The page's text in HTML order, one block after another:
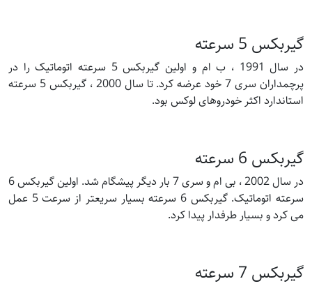
گیربکس 5 سرعته
در سال 1991 ، ب ام و اولین گیربکس 5 سرعته اتوماتیک را در
پرچمداران سری 7 خود عرضه کرد. تا سال 2000 ، گیربکس 5 سرعته
استاندارد اکثر خودروهای لوکس بود.
گیربکس 6 سرعته
در سال 2002 ، بی ام و سری 7 بار دیگر پیشگام شد. اولین گیربکس 6
سرعته اتوماتیک. گیربکس 6 سرعته بسیار سریعتر از سرعت 5 عمل
می کرد و بسیار طرفدار پیدا کرد.
گیربکس 7 سرعته